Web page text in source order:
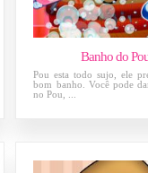
Banho do
Pou esta todo sujo, ele
bom banho. Você pode
no Pou, ...